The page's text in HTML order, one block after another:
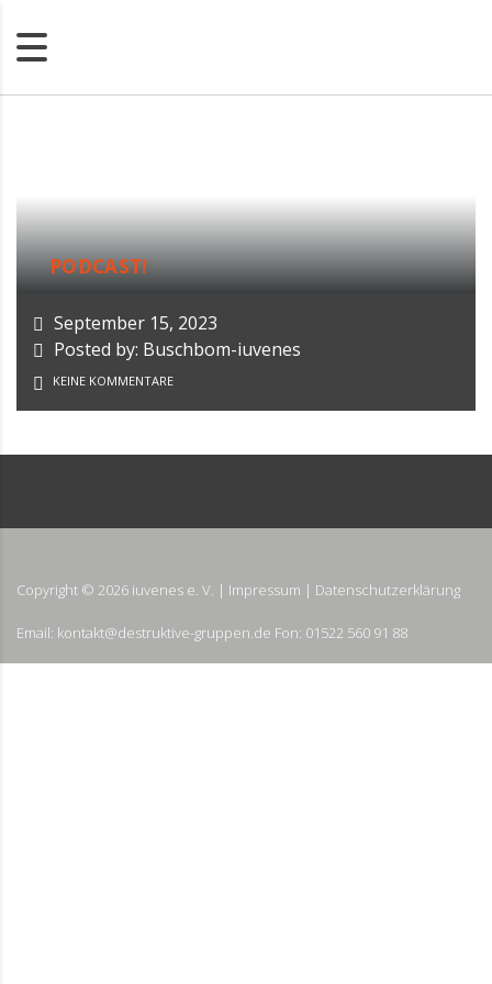
PODCAST!
September 15, 2023
Posted by: Buschbom-iuvenes
KEINE KOMMENTARE
Copyright © 2026 iuvenes e. V. | Impressum | Datenschutzerklärung
Email: kontakt@destruktive-gruppen.de Fon: 01522 560 91 88